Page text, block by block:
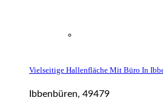
Vielseitige Hallenfläche Mit Büro In
Ibbenbüren, 49479